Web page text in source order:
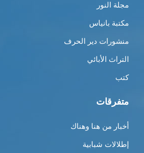
مجلة النور
مكتبة بانياس
منشورات دير الحرف
التراث الأبائي
كتب
متفرقات
أخبار من هنا وهناك
إطلالات شبابية